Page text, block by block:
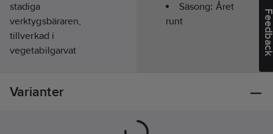
stadiga
verktygsbäraren,
tillverkad i
vegetabilgarvat
hands. Fästs i
Säsong: Året
runt
Varianter